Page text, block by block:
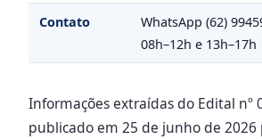
Contato
WhatsApp (62)
08h–12h e 13h–17h
Informações extraídas do Edital nº
publicado em 25 de junho de 2026